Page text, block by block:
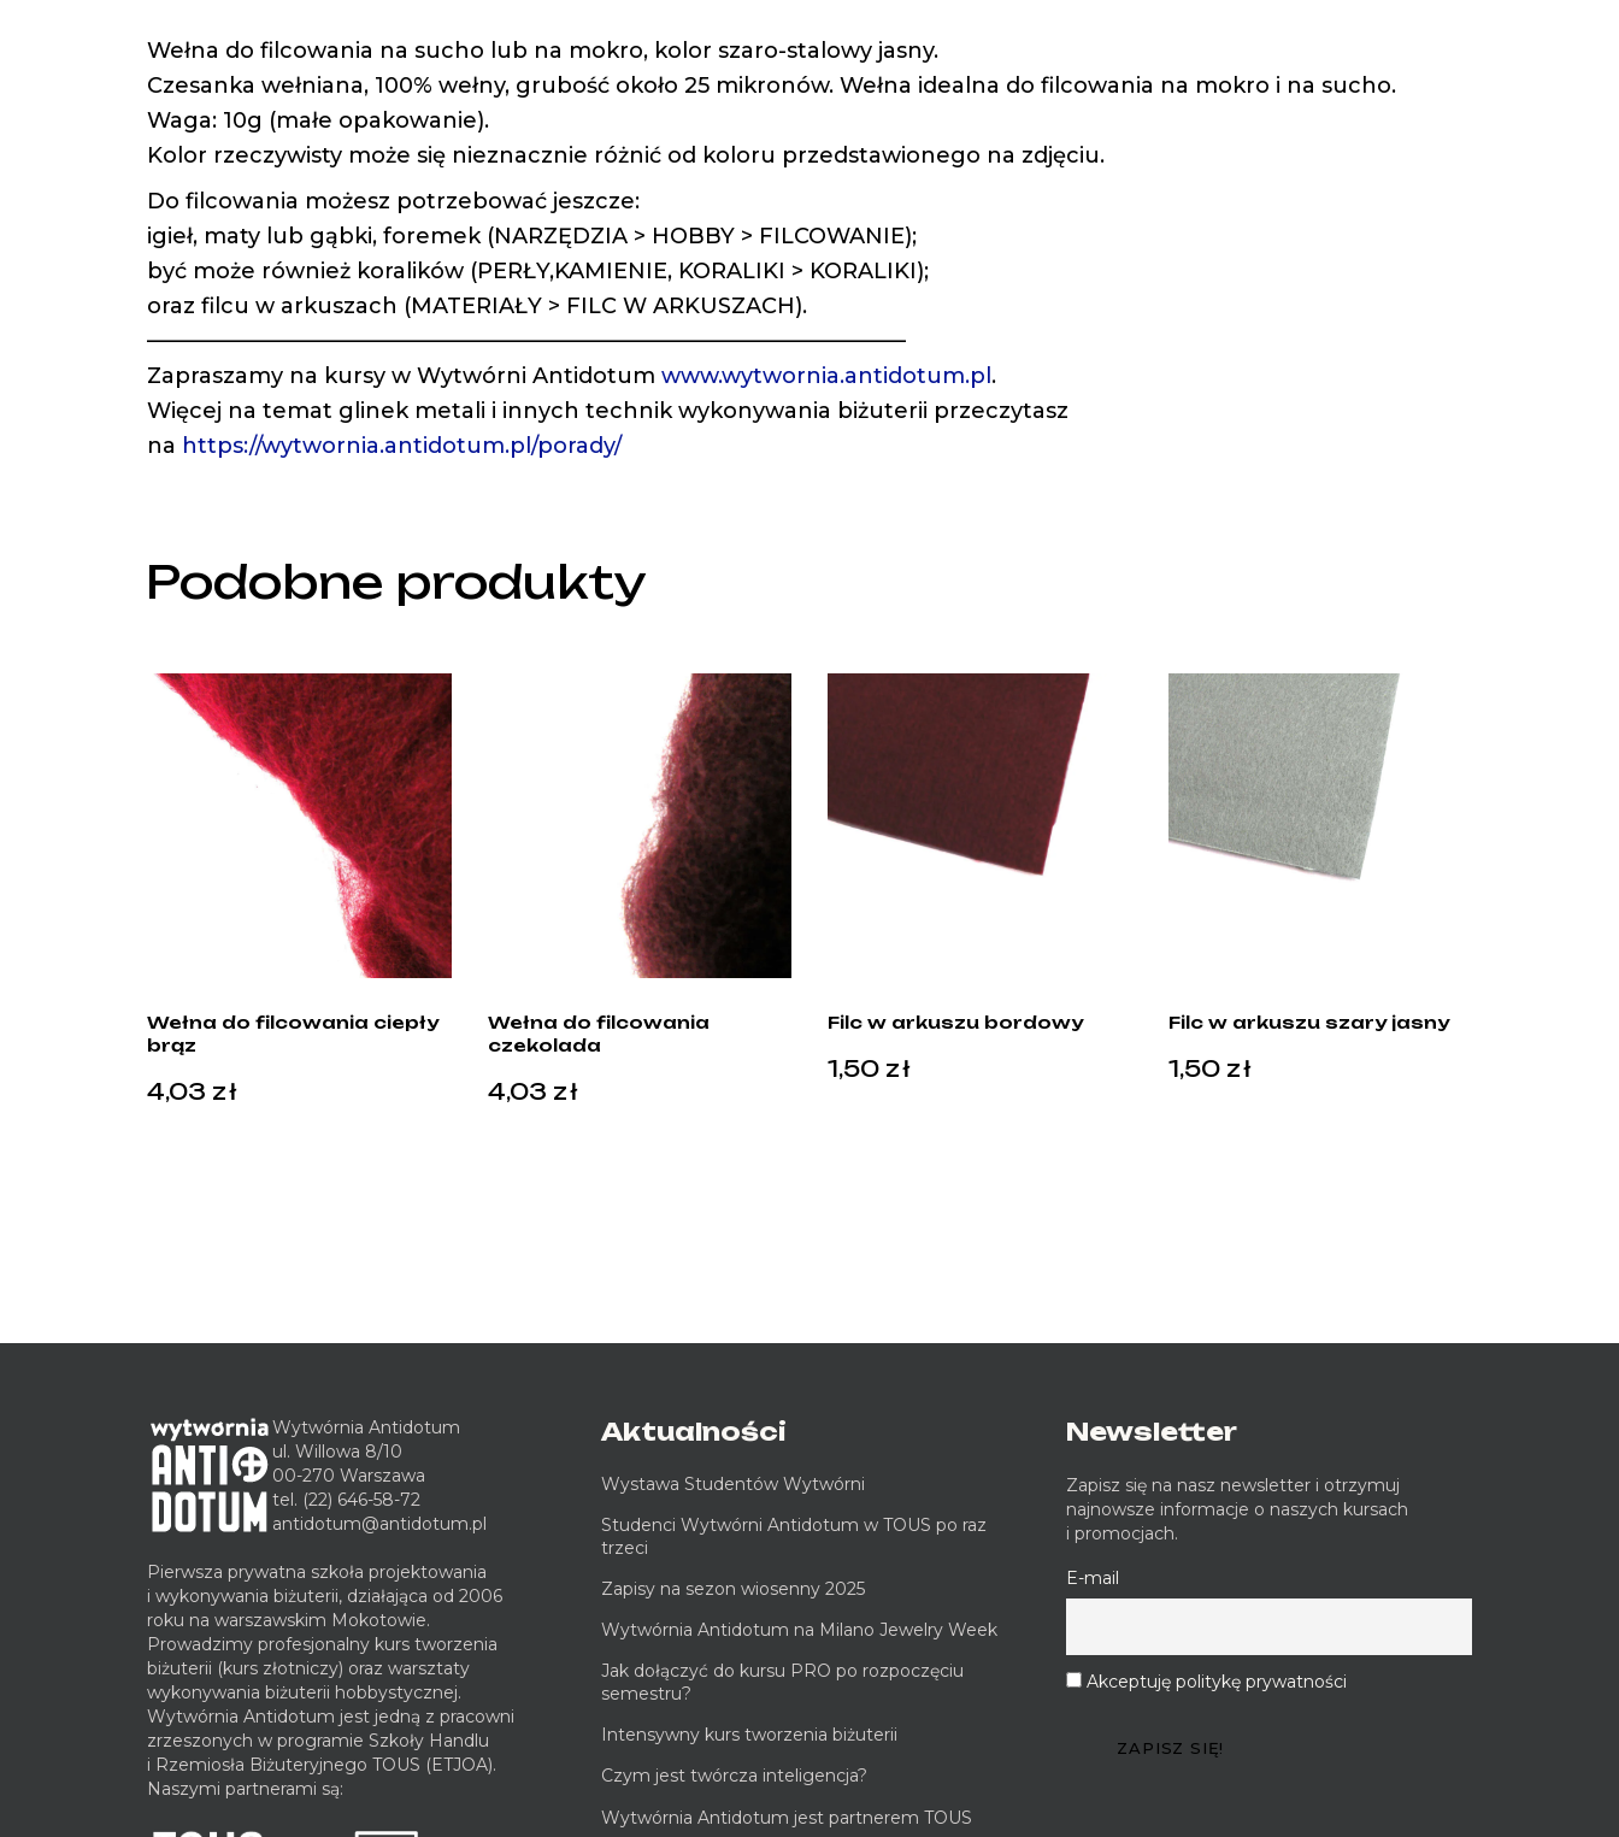
Wełna do filcowania na sucho lub na mokro, kolor szaro-stalowy jasny.
Czesanka wełniana, 100% wełny, grubość około 25 mikronów. Wełna idealna do filcowania na mokro i na sucho.
Waga: 10g (małe opakowanie).
Kolor rzeczywisty może się nieznacznie różnić od koloru przedstawionego na zdjęciu.
Do filcowania możesz potrzebować jeszcze:
igieł, maty lub gąbki, foremek (NARZĘDZIA > HOBBY > FILCOWANIE);
być może również koralików (PERŁY,KAMIENIE, KORALIKI > KORALIKI);
oraz filcu w arkuszach (MATERIAŁY > FILC W ARKUSZACH).
———————————————————————————————————
Zapraszamy na kursy w Wytwórni Antidotum www.wytwornia.antidotum.pl .
Więcej na temat glinek metali i innych technik wykonywania biżuterii przeczytasz
na https://wytwornia.antidotum.pl/porady/
Podobne produkty
Wełna do filcowania ciepły
brąz
4,03 zł
Wełna do filcowania
czekolada
4,03 zł
Filc w arkuszu bordowy
1,50 zł
Filc w arkuszu szary jasny
1,50 zł
Wytwórnia Antidotum
ul. Willowa 8/10
00-270 Warszawa
tel. (22) 646-58-72
antidotum@antidotum.pl
Pierwsza prywatna szkoła projektowania
i wykonywania biżuterii, działająca od 2006
roku na warszawskim Mokotowie.
Prowadzimy profesjonalny kurs tworzenia
biżuterii (kurs złotniczy) oraz warsztaty
wykonywania biżuterii hobbystycznej.
Wytwórnia Antidotum jest jedną z pracowni
zrzeszonych w programie Szkoły Handlu
i Rzemiosła Biżuteryjnego TOUS (ETJOA).
Naszymi partnerami są:
Aktualności
Wystawa Studentów Wytwórni
Studenci Wytwórni Antidotum w TOUS po raz
trzeci
Zapisy na sezon wiosenny 2025
Wytwórnia Antidotum na Milano Jewelry Week
Jak dołączyć do kursu PRO po rozpoczęciu
semestru?
Intensywny kurs tworzenia biżuterii
Czym jest twórcza inteligencja?
Wytwórnia Antidotum jest partnerem TOUS
Newsletter
Zapisz się na nasz newsletter i otrzymuj
najnowsze informacje o naszych kursach
i promocjach.
E-mail
Akceptuję politykę prywatności